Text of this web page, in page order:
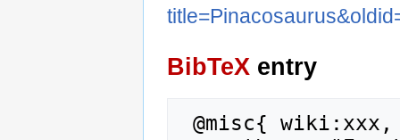
BibTeX entry